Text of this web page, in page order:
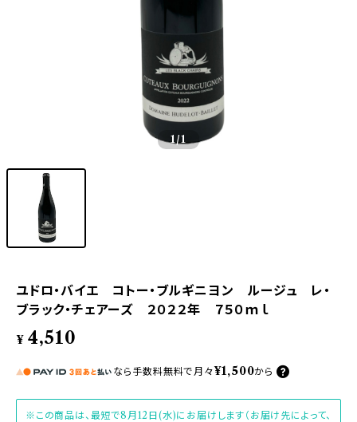
1/1
ユドロ・バイエ コトー・ブルギニヨン ルージュ レ・
ブラック・チェアーズ ２０２２年 ７５０ｍｌ
¥ 4,510
なら 手数料無料で 月々¥1,500から
※この商品は、最短で8月12日(水)にお届けします（お届け先によって、